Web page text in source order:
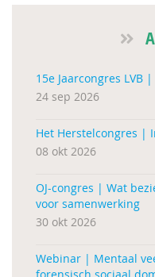
15e Jaarcongres LVB
24 sep 2026
Het Herstelcongres |
08 okt 2026
OJ-congres | Wat
voor samenwerking
30 okt 2026
Webinar | Mentaal